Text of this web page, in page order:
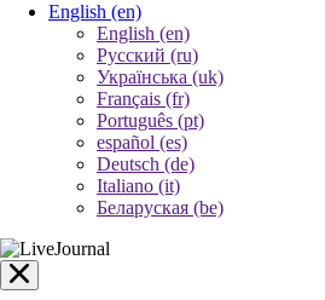
English (en)
English (en)
Русский (ru)
Українська (uk)
Français (fr)
Português (pt)
español (es)
Deutsch (de)
Italiano (it)
Беларуская (be)